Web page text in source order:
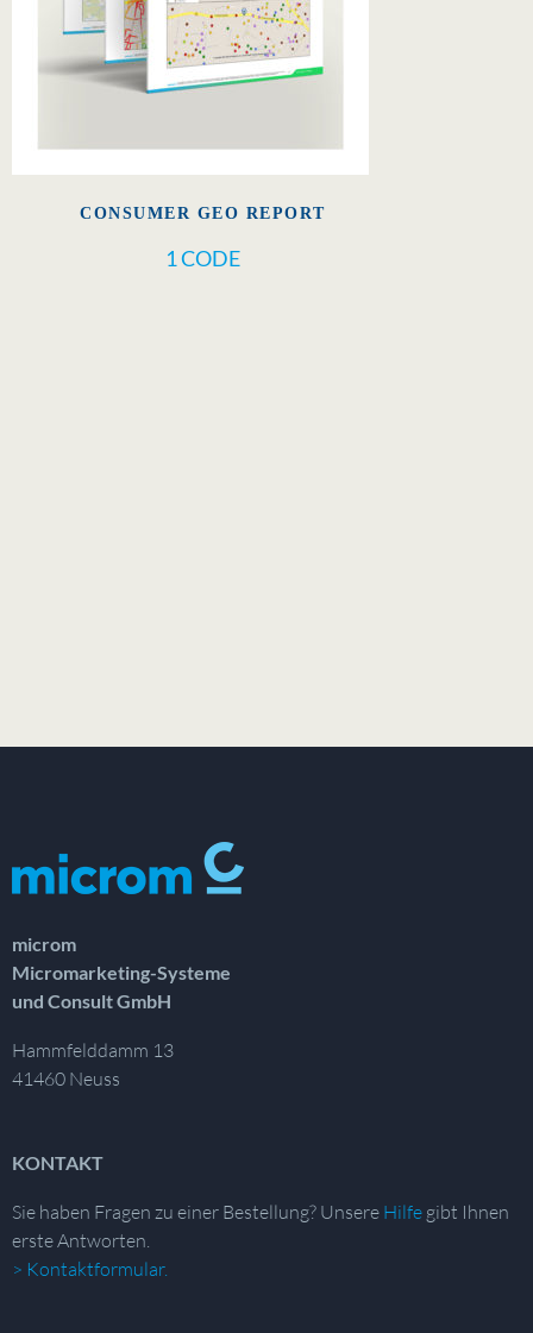
CONSUMER GEO REPORT
1 CODE
microm
Micromarketing-Systeme
und Consult GmbH
Hammfelddamm 13
41460 Neuss
KONTAKT
Sie haben Fragen zu einer Bestellung? Unsere Hilfe gibt Ihnen
erste Antworten.
> Kontaktformular.